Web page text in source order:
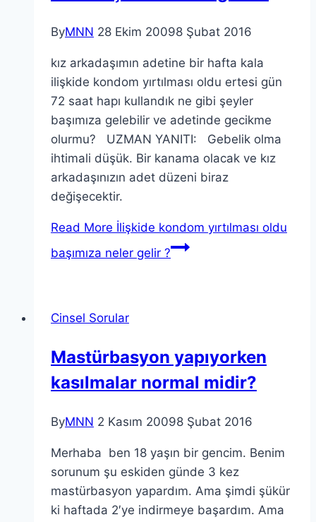
ByMNN 28 Ekim 20098 Şubat 2016
kız arkadaşımın adetine bir hafta kala
ilişkide kondom yırtılması oldu ertesi gün
72 saat hapı kullandık ne gibi şeyler
başımıza gelebilir ve adetinde gecikme
olurmu? UZMAN YANITI: Gebelik olma
ihtimali düşük. Bir kanama olacak ve kız
arkadaşınızın adet düzeni biraz
değişecektir.
Read More İlişkide kondom yırtılması oldu
başımıza neler gelir ?
Cinsel Sorular
Mastürbasyon yapıyorken
kasılmalar normal midir?
ByMNN 2 Kasım 20098 Şubat 2016
Merhaba ben 18 yaşın bir gencim. Benim
sorunum şu eskiden günde 3 kez
mastürbasyon yapardım. Ama şimdi şükür
ki haftada 2′ye indirmeye başardım. Ama